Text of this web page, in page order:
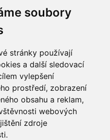
soubory
stránky používají
a další sledovací
vylepšení
prostředí, zobrazení
obsahu a reklam,
webových
zdroje
Youtube kanál arboreta